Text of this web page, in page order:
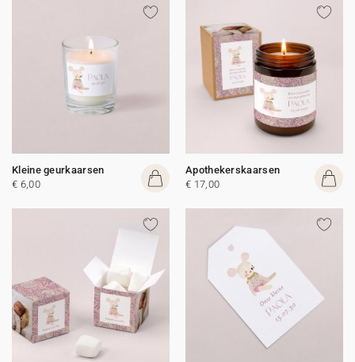
Kleine geurkaarsen
€ 6,00
Apothekerskaarsen
€ 17,00